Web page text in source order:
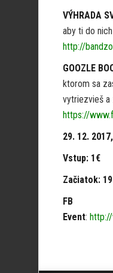
VÝHRADA
aby ti do
http://
GOOZLE
ktorom sa
vytriezvieš a
https://
29. 12.
Vstup: 1€
Začiatok:
FB
Event: